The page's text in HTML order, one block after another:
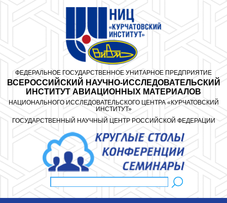
ФЕДЕРАЛЬНОЕ ГОСУДАРСТВЕННОЕ УНИТАРНОЕ ПРЕДПРИЯТИЕ
ВСЕРОССИЙСКИЙ НАУЧНО-ИССЛЕДОВАТЕЛЬСКИЙ
ИНСТИТУТ АВИАЦИОННЫХ МАТЕРИАЛОВ
НАЦИОНАЛЬНОГО ИССЛЕДОВАТЕЛЬСКОГО ЦЕНТРА «КУРЧАТОВСКИЙ
ИНСТИТУТ»
ГОСУДАРСТВЕННЫЙ НАУЧНЫЙ ЦЕНТР РОССИЙСКОЙ ФЕДЕРАЦИИ
Форма поиска